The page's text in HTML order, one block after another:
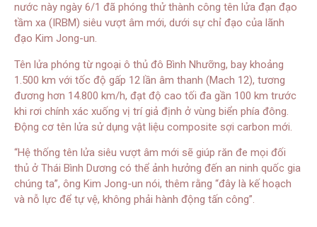
nước này ngày 6/1 đã phóng thử thành công tên lửa đạn đạo
tầm xa (IRBM) siêu vượt âm mới, dưới sự chỉ đạo của lãnh
đạo Kim Jong-un.
Tên lửa phóng từ ngoại ô thủ đô Bình Nhưỡng, bay khoảng
1.500 km với tốc độ gấp 12 lần âm thanh (Mach 12), tương
đương hơn 14.800 km/h, đạt độ cao tối đa gần 100 km trước
khi rơi chính xác xuống vị trí giả định ở vùng biển phía đông.
Động cơ tên lửa sử dụng vật liệu composite sợi carbon mới.
“Hệ thống tên lửa siêu vượt âm mới sẽ giúp răn đe mọi đối
thủ ở Thái Bình Dương có thể ảnh hưởng đến an ninh quốc gia
chúng ta”, ông Kim Jong-un nói, thêm rằng “đây là kế hoạch
và nỗ lực để tự vệ, không phải hành động tấn công”.